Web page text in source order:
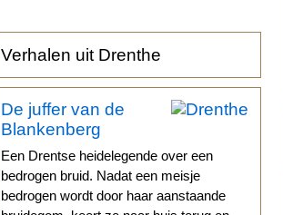
Verhalen uit Drenthe
De juffer van de
Blankenberg
Een Drentse heidelegende over een
bedrogen bruid. Nadat een meisje
bedrogen wordt door haar aanstaande